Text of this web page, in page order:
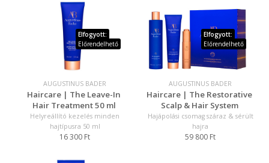
Elfogyott:
Előrendelhető
AUGUSTINUS BADER
Haircare | The Leave-In
Hair Treatment 50 ml
Helyreállító kezelés minden
hajtípusra 50 ml
16 300 Ft
Elfogyott:
Előrendelhető
AUGUSTINUS BADER
Haircare | The Restorative
Scalp & Hair System
Hajápolási csomag száraz & sérült
hajra
59 800 Ft